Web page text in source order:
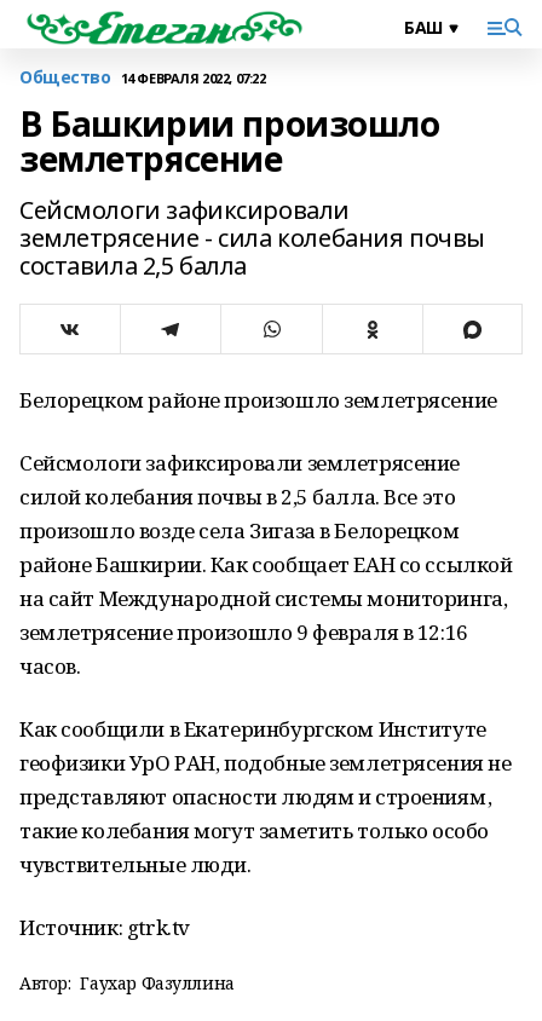
Общество 14 ФЕВРАЛЯ 2022, 07:22
В Башкирии произошло
землетрясение
Сейсмологи зафиксировали
землетрясение - сила колебания почвы
составила 2,5 балла
Белорецком районе произошло землетрясение
Сейсмологи зафиксировали землетрясение
силой колебания почвы в 2,5 балла. Все это
произошло возде села Зигаза в Белорецком
районе Башкирии. Как сообщает ЕАН со ссылкой
на сайт Международной системы мониторинга,
землетрясение произошло 9 февраля в 12:16
часов.
Как сообщили в Екатеринбургском Институте
геофизики УрО РАН, подобные землетрясения не
представляют опасности людям и строениям ,
такие колебания могут заметить только особо
чувствительные люди.
Источник: gtrk.tv
Автор: Гаухар Фазуллина